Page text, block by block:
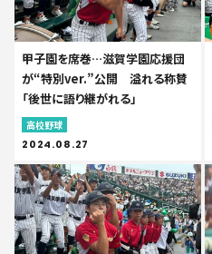
甲子園を席巻…滋賀学園応援団
が“特別ver.”公開 溢れる称賛
「後世に語り継がれる」
高校野球
2024.08.27